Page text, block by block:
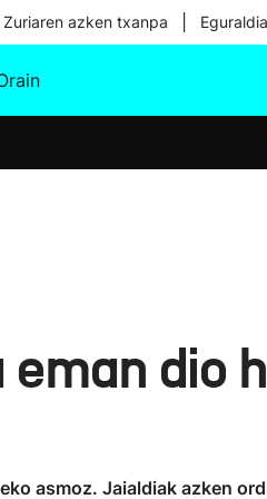
Zuriaren azken txanpa
dio
asmoz. Jaialdiak azken